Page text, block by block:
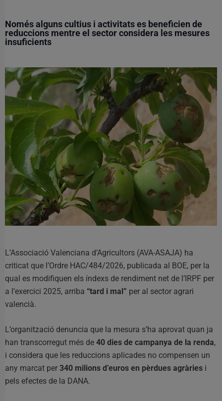
Només alguns cultius i activitats es beneficien de
reduccions mentre el sector considera les mesures
insuficients
L’Associació Valenciana d’Agricultors (AVA-ASAJA) ha
criticat que l’Ordre HAC/484/2026, publicada al BOE, per la
qual es modifiquen els índexs de rendiment net de l’IRPF per
a l’exercici 2025, arriba “tard i mal” per al sector agrari
valencià.
L’organització denuncia que la mesura s’ha aprovat quan ja
han transcorregut més de 40 dies de campanya de la renda,
i considera que les reduccions aplicades no compensen un
any marcat per 340 milions d’euros en pèrdues agràries i
pels efectes de la DANA.